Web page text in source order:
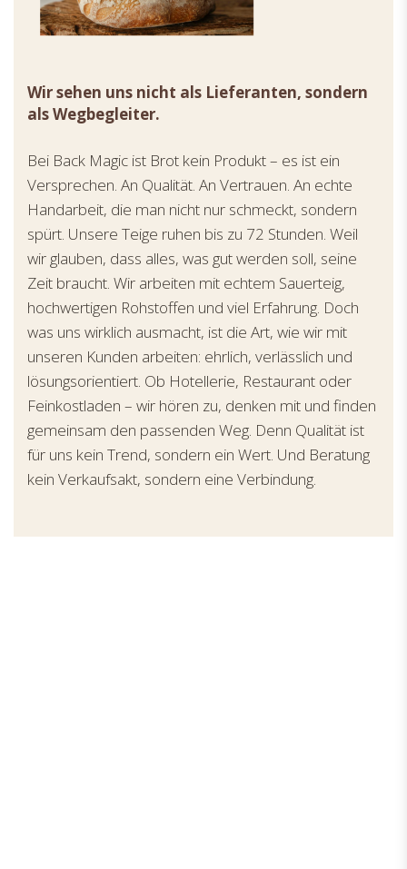
Wir sehen uns nicht als Lieferanten, sondern
als Wegbegleiter.
Bei Back Magic ist Brot kein Produkt – es ist ein
Versprechen. An Qualität. An Vertrauen. An echte
Handarbeit, die man nicht nur schmeckt, sondern
spürt. Unsere Teige ruhen bis zu 72 Stunden. Weil
wir glauben, dass alles, was gut werden soll, seine
Zeit braucht. Wir arbeiten mit echtem Sauerteig,
hochwertigen Rohstoffen und viel Erfahrung. Doch
was uns wirklich ausmacht, ist die Art, wie wir mit
unseren Kunden arbeiten: ehrlich, verlässlich und
lösungsorientiert. Ob Hotellerie, Restaurant oder
Feinkostladen – wir hören zu, denken mit und finden
gemeinsam den passenden Weg. Denn Qualität ist
für uns kein Trend, sondern ein Wert. Und Beratung
kein Verkaufsakt, sondern eine Verbindung.